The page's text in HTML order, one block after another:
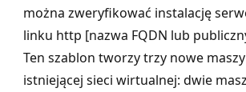
można zweryfikować instalację
linku http [nazwa FQDN lub
Ten szablon tworzy trzy nowe
istniejącej sieci wirtualnej: dwie